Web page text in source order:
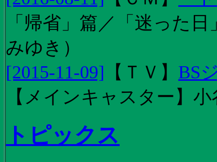
「帰省」篇／「迷った
みゆき）
[2015-11-09] 【 ＴＶ 】 BS
【メインキャスター】
トピックス